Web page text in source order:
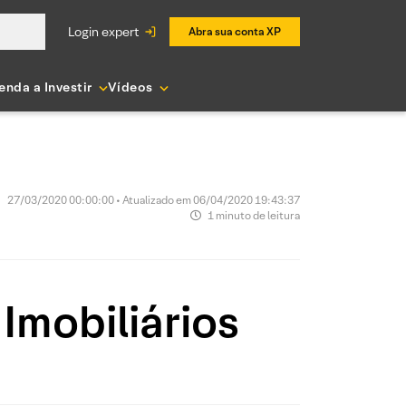
login expert Abra sua conta XP
a Investir Vídeos
27/03/2020 00:00:00 • Atualizado em 06/04/2020 19:43:37
1 minuto de leitura